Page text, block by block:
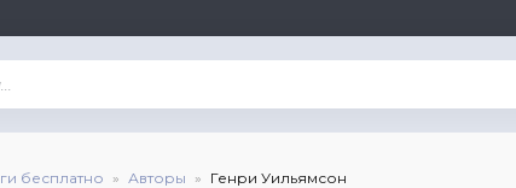
бесплатно Авторы Генри Уильямсон